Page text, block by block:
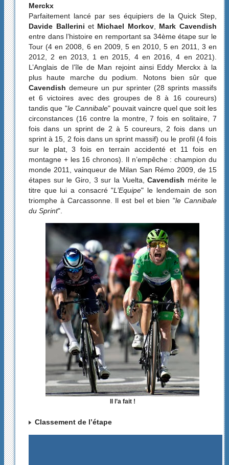
Merckx
Parfaitement lancé par ses équipiers de la Quick Step,
Davide Ballerini et Michael Morkov, Mark Cavendish
entre dans l’histoire en remportant sa 34ème étape sur le
Tour (4 en 2008, 6 en 2009, 5 en 2010, 5 en 2011, 3 en
2012, 2 en 2013, 1 en 2015, 4 en 2016, 4 en 2021).
L’Anglais de l’île de Man rejoint ainsi Eddy Merckx à la
plus haute marche du podium. Notons bien sûr que
Cavendish demeure un pur sprinter (28 sprints massifs
et 6 victoires avec des groupes de 8 à 16 coureurs)
tandis que "le Cannibale" pouvait vaincre quel que soit les
circonstances (16 contre la montre, 7 fois en solitaire, 7
fois dans un sprint de 2 à 5 coureurs, 2 fois dans un
sprint à 15, 2 fois dans un sprint massif) ou le profil (4 fois
sur le plat, 3 fois en terrain accidenté et 11 fois en
montagne + les 16 chronos). Il n’empêche : champion du
monde 2011, vainqueur de Milan San Rémo 2009, de 15
étapes sur le Giro, 3 sur la Vuelta,Cavendish mérite le
titre que lui a consacré "L’Equipe" le lendemain de son
triomphe à Carcassonne. Il est bel et bien "le Cannibale
du Sprint".
Il l’a fait !
Classement de l’étape